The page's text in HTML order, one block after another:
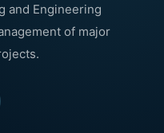
and Engineering
of major